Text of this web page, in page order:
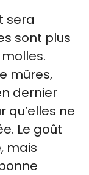
sera
sont plus
mûres,
dernier
ne
Le goût
mais